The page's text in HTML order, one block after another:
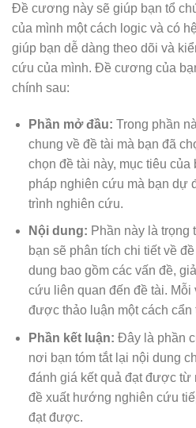
Đề cương này sẽ giúp bạn tổ
của mình một cách logic và có
giúp bạn dễ dàng theo dõi và
cứu của mình. Đề cương của
chính sau:
Phần mở đầu: Trong phần
chung về đề tài mà bạn đã
chọn đề tài này, mục tiêu
pháp nghiên cứu mà bạn dự
trình nghiên cứu.
Nội dung: Phần này là trọng
bạn sẽ phân tích chi tiết về
dung bao gồm các vấn đề,
cứu liên quan đến đề tài. Mỗi
được thảo luận một cách cẩn
Phần kết luận: Đây là phần
nơi bạn tóm tắt lại nội dung
đánh giá kết quả đạt được từ
đề xuất hướng nghiên cứu
đạt được.